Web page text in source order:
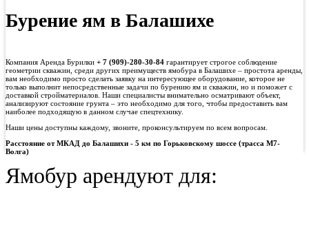
Бурение ям в Балашихе
Компания Аренда Бурилки + 7 (909)-280-30-84 гарантирует строгое соблюдение
геометрии скважин, среди других преимуществ ямобура в Балашихе – простота аренды,
вам необходимо просто сделать заявку на интересующее оборудование, которое не
только выполнит непосредственные задачи по бурению ям и скважин, но и поможет с
доставкой стройматериалов. Наши специалисты внимательно осматривают объект,
анализируют состояние грунта – это необходимо для того, чтобы предоставить вам
наиболее подходящую в данном случае спецтехнику.
Наши цены доступны каждому, звоните, проконсультируем по всем вопросам.
Расстояние от МКАД до Балашихи - 5 км по Горьковскому шоссе (трасса М7-
Волга)
Ямобур арендуют для: